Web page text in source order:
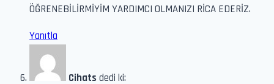
ÖĞRENEBİLİRMİYİM YARDIMCI OLMANIZI RİCA EDERİZ.
Yanıtla
Cihats dedi ki: